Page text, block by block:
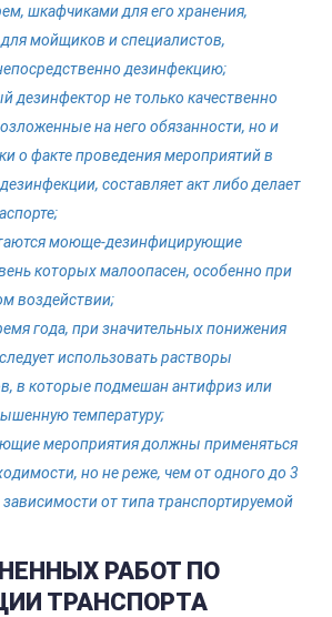
шкафчиками для его хранения,
мойщиков и специалистов,
дезинфекцию;
дезинфектор не только качественно
на него обязанности, но и
о факте проведения мероприятий в
составляет акт либо делает
моюще-дезинфицирующие
которых малоопасен, особенно при
воздействии;
года, при значительных понижения
использовать растворы
в которые подмешан антифриз или
температуру;
мероприятия должны применяться
но не реже, чем от одного до 3
зависимости от типа транспортируемой
РАБОТ ПО
ТРАНСПОРТА